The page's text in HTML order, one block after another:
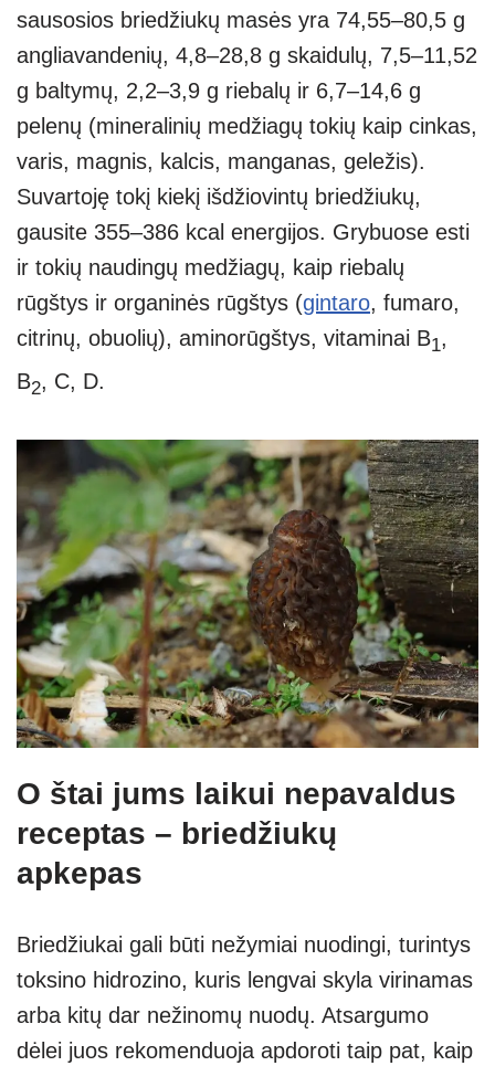
sausosios briedžiukų masės yra 74,55–80,5 g
angliavandenių, 4,8–28,8 g skaidulų, 7,5–11,52
g baltymų, 2,2–3,9 g riebalų ir 6,7–14,6 g
pelenų (mineralinių medžiagų tokių kaip cinkas,
varis, magnis, kalcis, manganas, geležis).
Suvartoję tokį kiekį išdžiovintų briedžiukų,
gausite 355–386 kcal energijos. Grybuose esti
ir tokių naudingų medžiagų, kaip riebalų
rūgštys ir organinės rūgštys (gintaro, fumaro,
citrinų, obuolių), aminorūgštys, vitaminai B1,
B2, C, D.
O štai jums laikui nepavaldus
receptas – briedžiukų
apkepas
Briedžiukai gali būti nežymiai nuodingi, turintys
toksino hidrozino, kuris lengvai skyla virinamas
arba kitų dar nežinomų nuodų. Atsargumo
dėlei juos rekomenduoja apdoroti taip pat, kaip